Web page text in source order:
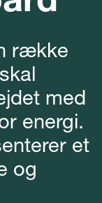
række
med
energi.
et
og